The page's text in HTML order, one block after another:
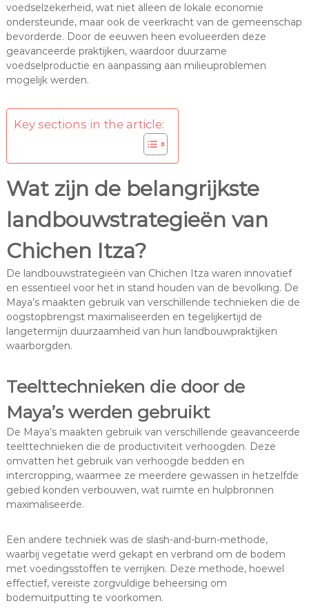
voedselzekerheid, wat niet alleen de lokale economie
ondersteunde, maar ook de veerkracht van de gemeenschap
bevorderde. Door de eeuwen heen evolueerden deze
geavanceerde praktijken, waardoor duurzame
voedselproductie en aanpassing aan milieuproblemen
mogelijk werden.
Key sections in the article:
Wat zijn de belangrijkste
landbouwstrategieën van
Chichen Itza?
De landbouwstrategieën van Chichen Itza waren innovatief
en essentieel voor het in stand houden van de bevolking. De
Maya’s maakten gebruik van verschillende technieken die de
oogstopbrengst maximaliseerden en tegelijkertijd de
langetermijn duurzaamheid van hun landbouwpraktijken
waarborgden.
Teelttechnieken die door de
Maya’s werden gebruikt
De Maya’s maakten gebruik van verschillende geavanceerde
teelttechnieken die de productiviteit verhoogden. Deze
omvatten het gebruik van verhoogde bedden en
intercropping, waarmee ze meerdere gewassen in hetzelfde
gebied konden verbouwen, wat ruimte en hulpbronnen
maximaliseerde.
Een andere techniek was de slash-and-burn-methode,
waarbij vegetatie werd gekapt en verbrand om de bodem
met voedingsstoffen te verrijken. Deze methode, hoewel
effectief, vereiste zorgvuldige beheersing om
bodemuitputting te voorkomen.